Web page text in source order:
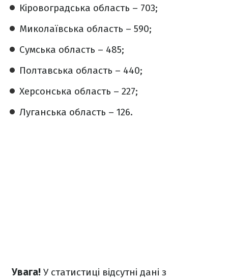
Кіровоградська область – 703;
Миколаївська область – 590;
Сумська область – 485;
Полтавська область – 440;
Херсонська область – 227;
Луганська область – 126.
Увага! У статистиці відсутні дані з